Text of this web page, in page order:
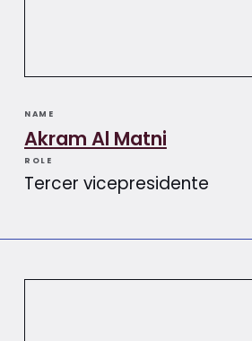
NAME
Akram Al Matni
ROLE
Tercer vicepresidente